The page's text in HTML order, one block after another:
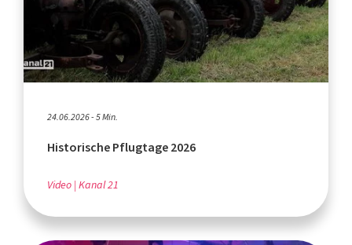
24.06.2026 - 5 Min.
Historische Pflugtage 2026
Video Kanal 21